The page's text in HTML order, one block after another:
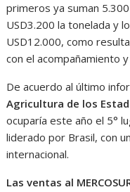
primeros ya suman
USD3.200 la tonelada y
USD12.000, como
con el acompañamiento
De acuerdo al último
Agricultura de los
ocuparía este año el 5°
liderado por Brasil, con
internacional.
Las ventas al